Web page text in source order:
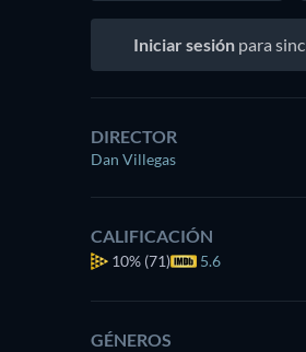
Iniciar sesión para
DIRECTOR
Dan Villegas
CALIFICACIÓN
10% (71) 5.6
GÉNEROS